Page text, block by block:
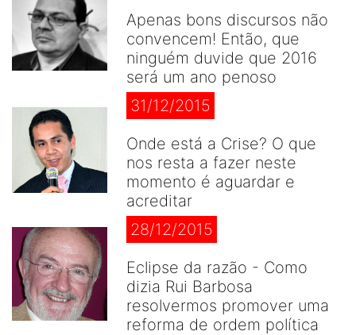
Apenas bons discursos não
convencem! Então, que
ninguém duvide que 2016
será um ano penoso
31/12/2015
Onde está a Crise? O que
nos resta a fazer neste
momento é aguardar e
acreditar
28/12/2015
Eclipse da razão - Como
dizia Rui Barbosa
resolvermos promover uma
reforma de ordem política